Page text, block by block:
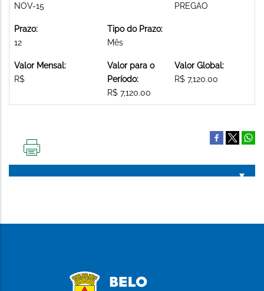
NOV-15
PREGAO
Prazo:
12
Tipo do Prazo:
Mês
Valor Mensal:
R$
Valor para o
Período:
R$ 7,120.00
Valor Global:
R$ 7,120.00
PÁGINA